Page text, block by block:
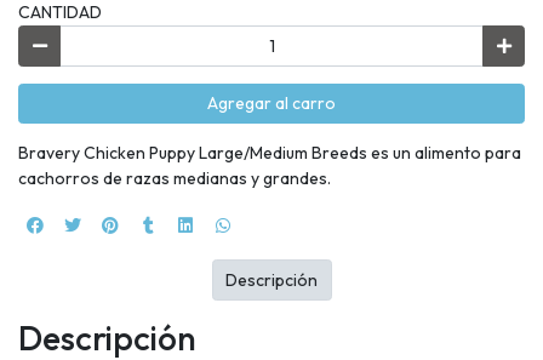
CANTIDAD
Agregar al carro
Bravery Chicken Puppy Large/Medium Breeds es un alimento para
cachorros de razas medianas y grandes.
Descripción
Descripción